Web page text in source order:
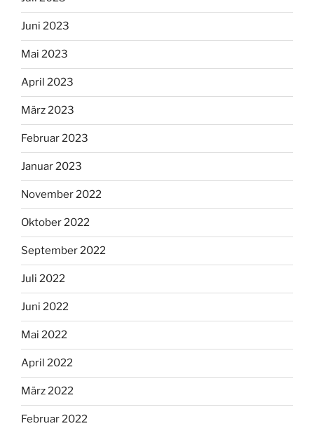
Juni 2023
Mai 2023
April 2023
März 2023
Februar 2023
Januar 2023
November 2022
Oktober 2022
September 2022
Juli 2022
Juni 2022
Mai 2022
April 2022
März 2022
Februar 2022